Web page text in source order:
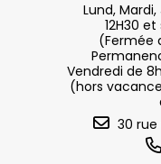
Lund,
12H30 et
(Fermée
Vendredi de
(hors
30 rue